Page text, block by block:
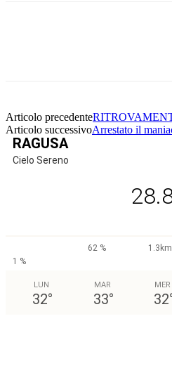
Articolo precedente
Articolo successivoArrestato il
RAGUSA
Cielo Sereno
62 %
1 %
LUN
32°
MAR
33°
MER
32